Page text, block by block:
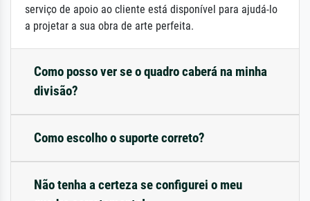
serviço de apoio ao cliente está disponível para ajudá-lo
a projetar a sua obra de arte perfeita.
Como posso ver se o quadro caberá na minha
divisão?
Como escolho o suporte correto?
Não tenha a certeza se configurei o meu